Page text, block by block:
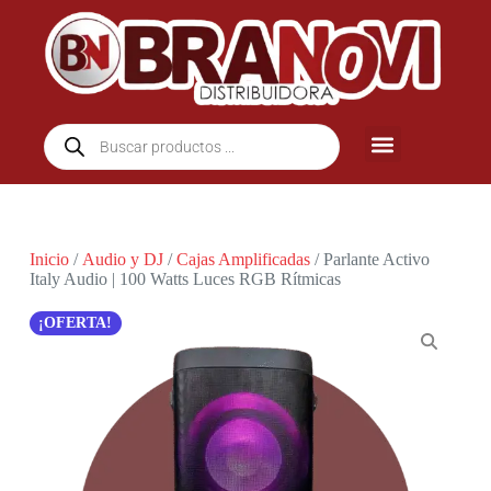
Inicio/ Audio y DJ/Cajas Amplificadas/ Parlante Activo
Italy Audio | 100 Watts Luces RGB Rítmicas
¡OFERTA!